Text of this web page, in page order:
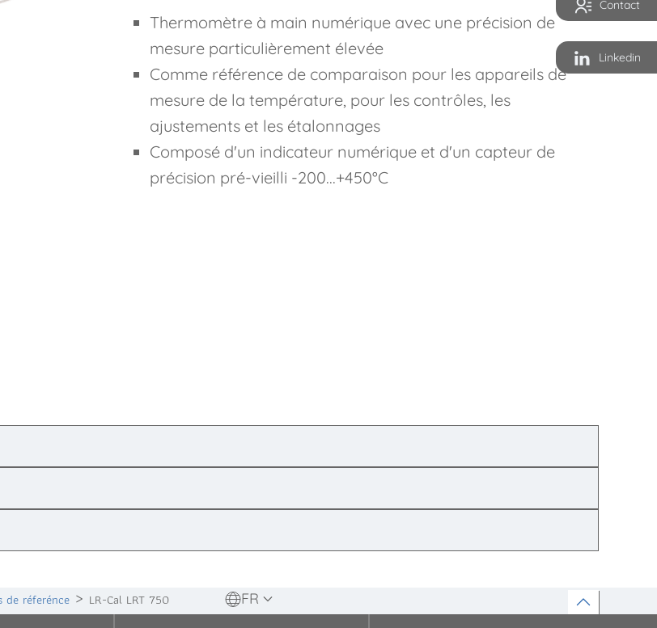
Thermomètre à main numérique avec une précision de
mesure particulièrement élevée
Comme référence de comparaison pour les appareils de
mesure de la température, pour les contrôles, les
ajustements et les étalonnages
Composé d'un indicateur numérique et d'un capteur de
précision pré-vieilli -200...+450°C
de réferénce LR-Cal LRT 750 FR
Contact
Linkedin